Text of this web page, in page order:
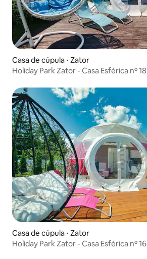
Casa de cúpula ⋅ Zator
Holiday Park Zator - Casa Esférica nº 18
Casa de cúpula ⋅ Zator
Holiday Park Zator - Casa Esférica nº 16